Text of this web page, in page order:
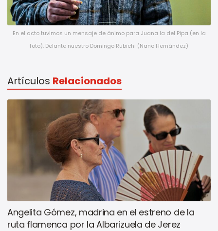
En el acto tuvimos un mensaje de ánimo para Juana la del Pipa (en la
foto). Delante nuestro Domingo Rubichi (Nano Hernández)
Artículos Relacionados
Angelita Gómez, madrina en el estreno de la
ruta flamenca por la Albarizuela de Jerez